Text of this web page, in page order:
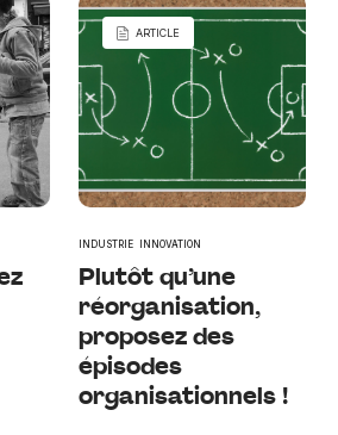
ARTICLE
INDUSTRIE INNOVATION
Plutôt qu’une
réorganisation,
proposez des
épisodes
organisationnels !